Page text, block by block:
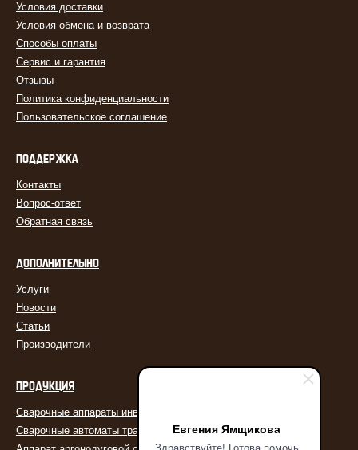
Евгения Ямщикова
Условия доставки
Условия обмена и возврата
Способы оплаты
Сервис и гарантия
Отзывы
Политика конфиденциальности
Пользовательское соглашение
ПОДДЕРЖКА
Контакты
Вопрос-ответ
Обратная связь
ДОПОЛНИТЕЛЬНО
Услуги
Новости
Статьи
Производители
ПРОДУКЦИЯ
Сварочные аппараты инверторные MMA
Сварочные автоматы тракторы